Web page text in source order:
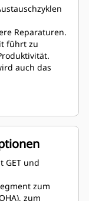
Reparaturen.
führt zu
auch das
Maschine
GET und
zum
zum